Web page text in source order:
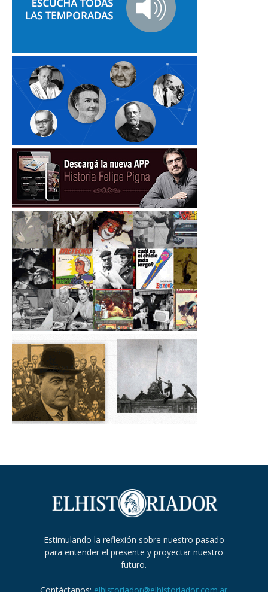
Estimulando la reflexión sobre nuestro pasado
para entender el presente y proyectar nuestro
futuro.
Contáctanos: elhistoriador@elhistoriador.com.ar